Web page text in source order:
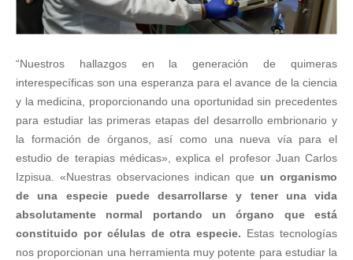
“Nuestros hallazgos en la generación de quimeras
interespecíficas son una esperanza para el avance de la ciencia
y la medicina, proporcionando una oportunidad sin precedentes
para estudiar las primeras etapas del desarrollo embrionario y
la formación de órganos, así como una nueva vía para el
estudio de terapias médicas», explica el profesor Juan Carlos
Izpisua. «Nuestras observaciones indican que un organismo
de una especie puede desarrollarse y tener una vida
absolutamente normal portando un órgano que está
constituido por células de otra especie. Estas tecnologías
nos proporcionan una herramienta muy potente para estudiar la